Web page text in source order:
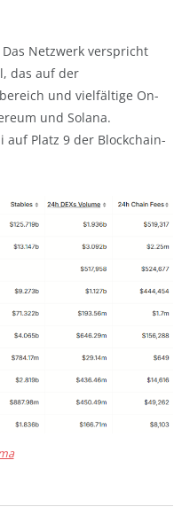
Netzwerk verspricht
das auf der
und vielfältige On-
und Solana.
auf Platz 9 der Blockchain-